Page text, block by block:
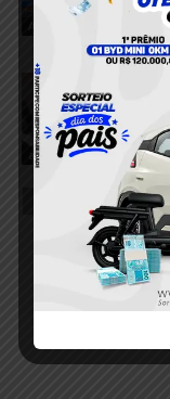
acidente